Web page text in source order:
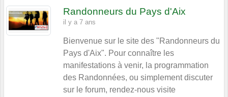
Randonneurs du Pays d'Aix
il y a 7 ans
Bienvenue sur le site des "Randonneurs du
Pays d'Aix". Pour connaître les
manifestations à venir, la programmation
des Randonnées, ou simplement discuter
sur le forum, rendez-nous visite